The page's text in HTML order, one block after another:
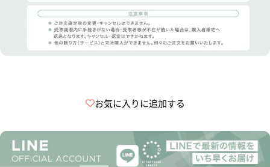
お気に入りに追加する